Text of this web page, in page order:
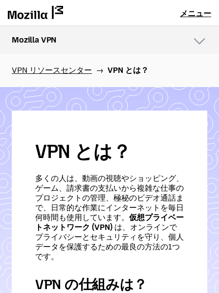
メニュー
Mozilla VPN
ー
VPN リソースセンター VPN とは？
VPN とは？
多くの人は、動画の視聴やショッピング、
ゲーム、請求書の支払いから複雑な仕事の
プロジェクトの管理、極秘のビデオ通話ま
で、日常的な作業にインターネットを毎日
何時間も使用しています。 仮想プライベー
トネットワーク (VPN) は、オンラインで
プライバシーとセキュリティを守り、個人
データを保護するための最良の方法の1つ
です。
VPN の仕組みは？